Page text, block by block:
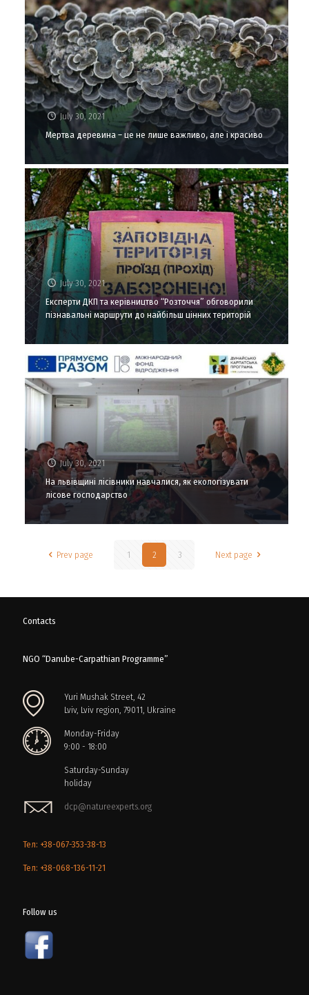
July 30, 2021
Мертва деревина – це не лише важливо, але і красиво
July 30, 2021
Експерти ДКП та керівництво “Розточчя” обговорили
пізнавальні маршрути до найбільш цінних територій
July 30, 2021
На львівщині лісівники навчалися, як екологізувати
лісове господарство
Prev page 1 2 3 Next page
Contacts
NGO “Danube-Carpathian Programme”
Yuri Mushak Street, 42
Lviv, Lviv region, 79011, Ukraine
Monday-Friday
9:00 - 18:00
Saturday-Sunday
holiday
dcp@natureexperts.org
Тел: +38-067-353-38-13
Тел: +38-068-136-11-21
Follow us